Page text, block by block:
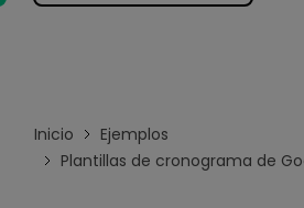
Inicio
Ejemplos
Plantillas de cronograma de